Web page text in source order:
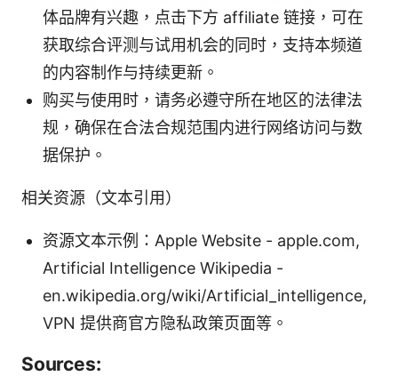
体品牌有兴趣，点击下方 affiliate 链接，可在
获取综合评测与试用机会的同时，支持本频道
的内容制作与持续更新。
购买与使用时，请务必遵守所在地区的法律法
规，确保在合法合规范围内进行网络访问与数
据保护。
相关资源（文本引用）
资源文本示例：Apple Website - apple.com,
Artificial Intelligence Wikipedia -
en.wikipedia.org/wiki/Artificial_intelligence,
VPN 提供商官方隐私政策页面等。
Sources: